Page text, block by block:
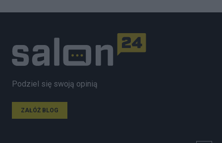
Podziel się swoją opinią
ZAŁÓŻ BLOG